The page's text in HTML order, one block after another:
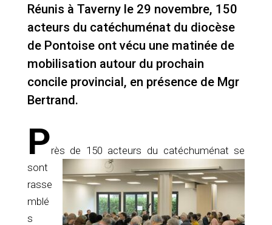
Réunis à Taverny le 29 novembre, 150
acteurs du catéchuménat du diocèse
de Pontoise ont vécu une matinée de
mobilisation autour du prochain
concile provincial, en présence de Mgr
Bertrand.
Près de 150 acteurs du catéchuménat se
sont
rasse
mblé
s